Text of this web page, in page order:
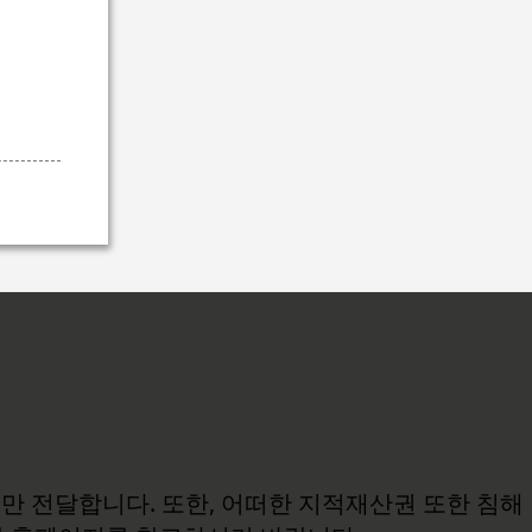
전달합니다. 또한, 어떠한 지적재산권 또한 침해